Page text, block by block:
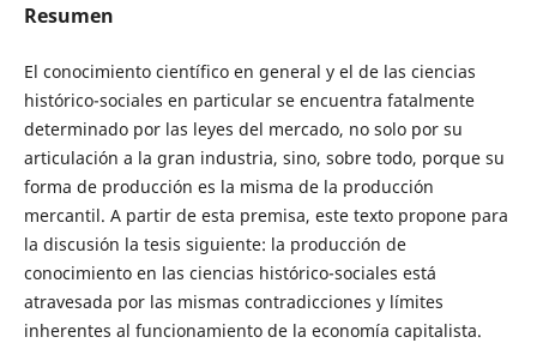
Resumen
El conocimiento científico en general y el de las ciencias
histórico-sociales en particular se encuentra fatalmente
determinado por las leyes del mercado, no solo por su
articulación a la gran industria, sino, sobre todo, porque su
forma de producción es la misma de la producción
mercantil. A partir de esta premisa, este texto propone para
la discusión la tesis siguiente: la producción de
conocimiento en las ciencias histórico-sociales está
atravesada por las mismas contradicciones y límites
inherentes al funcionamiento de la economía capitalista.